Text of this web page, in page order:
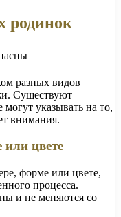
родинок
разных видов
Существуют
указывать на то,
внимания.
или цвете
форме или цвете,
процесса.
и не меняются со